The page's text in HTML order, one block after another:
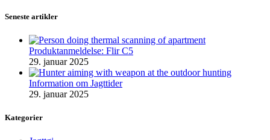
Seneste artikler
Produktanmeldelse: Flir C5
29. januar 2025
Information om Jagttider
29. januar 2025
Kategorier